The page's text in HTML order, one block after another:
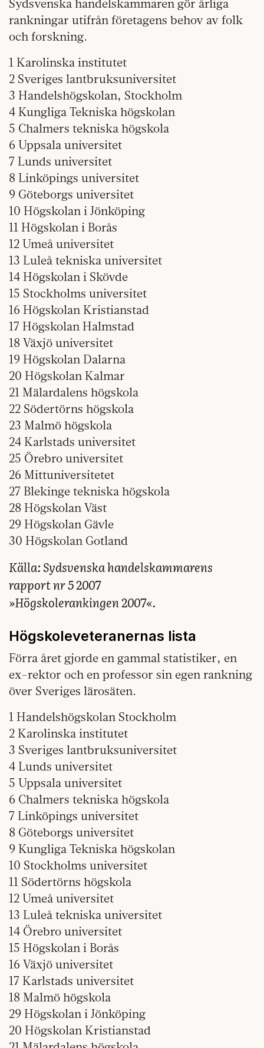
Sydsvenska handelskammaren gör årliga
rankningar utifrån företagens behov av folk
och forskning.
1 Karolinska institutet
2 Sveriges lantbruksuniversitet
3 Handelshögskolan, Stockholm
4 Kungliga Tekniska högskolan
5 Chalmers tekniska högskola
6 Uppsala universitet
7 Lunds universitet
8 Linköpings universitet
9 Göteborgs universitet
10 Högskolan i Jönköping
11 Högskolan i Borås
12 Umeå universitet
13 Luleå tekniska universitet
14 Högskolan i Skövde
15 Stockholms universitet
16 Högskolan Kristianstad
17 Högskolan Halmstad
18 Växjö universitet
19 Högskolan Dalarna
20 Högskolan Kalmar
21 Mälardalens högskola
22 Södertörns högskola
23 Malmö högskola
24 Karlstads universitet
25 Örebro universitet
26 Mittuniversitetet
27 Blekinge tekniska högskola
28 Högskolan Väst
29 Högskolan Gävle
30 Högskolan Gotland
Källa: Sydsvenska handelskammarens
rapport nr 5 2007
»Högskolerankingen 2007«.
Högskole­veteranernas lista
Förra året gjorde en gammal statistiker, en
ex-rektor och en professor sin egen rankning
över Sveriges lärosäten.
1 Handelshögskolan Stockholm
2 Karolinska institutet
3 Sveriges lantbruksuniversitet
4 Lunds universitet
5 Uppsala universitet
6 Chalmers tekniska högskola
7 Linköpings universitet
8 Göteborgs universitet
9 Kungliga Tekniska högskolan
10 Stockholms universitet
11 Södertörns högskola
12 Umeå universitet
13 Luleå tekniska universitet
14 Örebro universitet
15 Högskolan i Borås
16 Växjö universitet
17 Karlstads universitet
18 Malmö högskola
29 Högskolan i Jönköping
20 Högskolan Kristianstad